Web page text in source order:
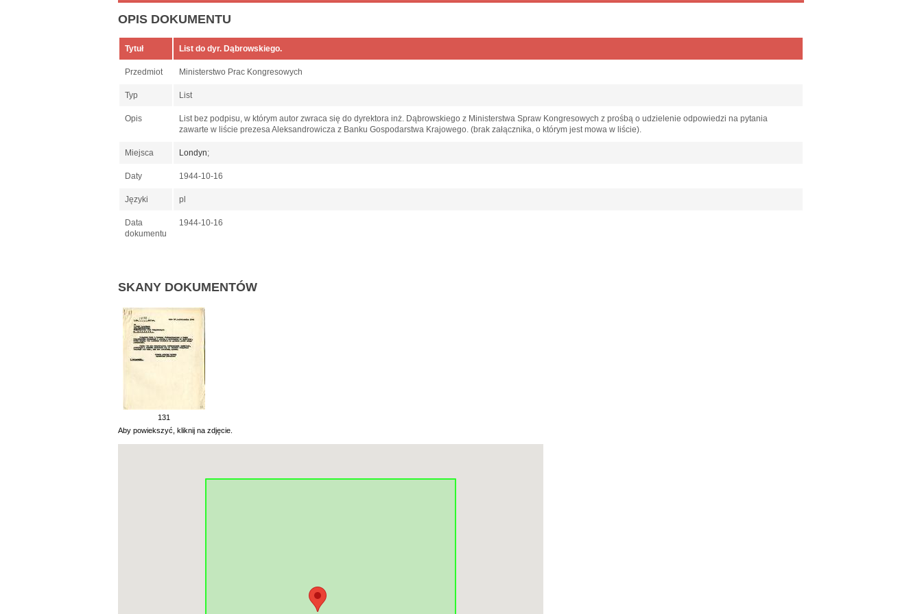
OPIS DOKUMENTU
Tytuł List do dyr. Dąbrowskiego.
Przedmiot Ministerstwo Prac Kongresowych
Typ List
Opis
List bez podpisu, w którym autor zwraca się do dyrektora inż. Dąbrowskiego z Ministerstwa Spraw Kongresowych z prośbą o udzielenie odpowiedzi na pytania
zawarte w liście prezesa Aleksandrowicza z Banku Gospodarstwa Krajowego. (brak załącznika, o którym jest mowa w liście).
Miejsca Londyn;
Daty 1944-10-16
Języki pl
Data
dokumentu
1944-10-16
SKANY DOKUMENTÓW
131
Aby powiekszyć, kliknij na zdjęcie.